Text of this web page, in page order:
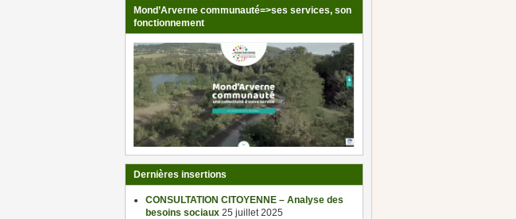
Mond’Arverne communauté=>ses services, son
fonctionnement
Dernières insertions
CONSULTATION CITOYENNE – Analyse des
besoins sociaux 25 juillet 2025